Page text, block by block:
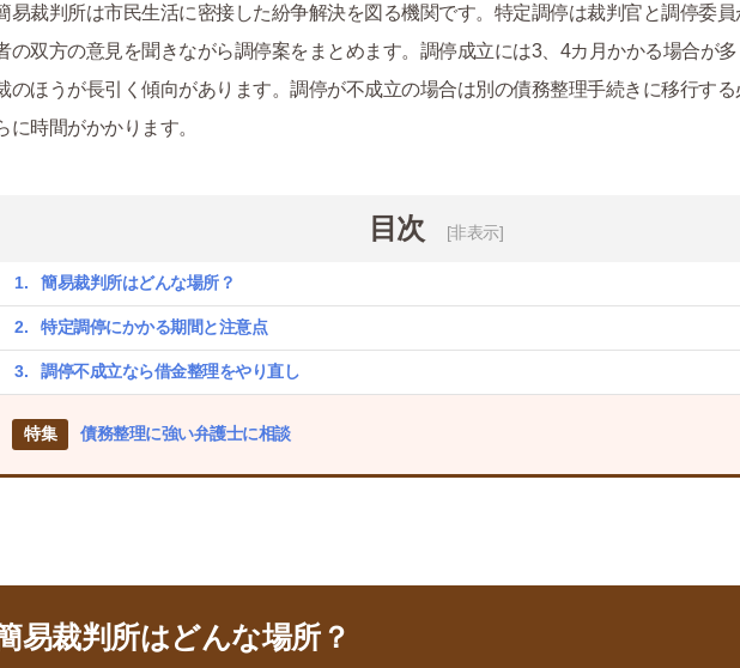
易裁判所は市民生活に密接した紛争解決を図る機関です。特定調停は裁判官と調停委
の双方の意見を聞きながら調停案をまとめます。調停成立には3、4カ月かかる場合が
のほうが長引く傾向があります。調停が不成立の場合は別の債務整理手続きに移行する
に時間がかかります。
目次 [非表示]
簡易裁判所はどんな場所？
特定調停にかかる期間と注意点
調停不成立なら借金整理をやり直し
特集 債務整理に強い弁護士に相談
易裁判所はどんな場所？